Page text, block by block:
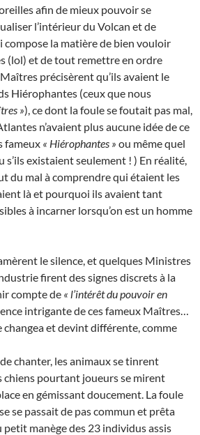
afin de mieux pouvoir se
l’intérieur du Volcan et de
compose la matière de bien vouloir
(lol) et de tout remettre en ordre
précisèrent qu’ils avaient le
Hiérophantes (ceux que nous
»), ce dont la foule se foutait pas mal,
n’avaient plus aucune idée de ce
fameux « Hiérophantes » ou même quel
existaient seulement ! ) En réalité,
du mal à comprendre qui étaient les
là et pourquoi ils avaient tant
à incarner lorsqu’on est un homme
le silence, et quelques Ministres
firent des signes discrets à la
compte de « l’intérêt du pouvoir en
intrigante de ces fameux Maîtres…
changea et devint différente, comme
chanter, les animaux se tinrent
chiens pourtant joueurs se mirent
en gémissant doucement. La foule
se passait de pas commun et prêta
manège des 23 individus assis